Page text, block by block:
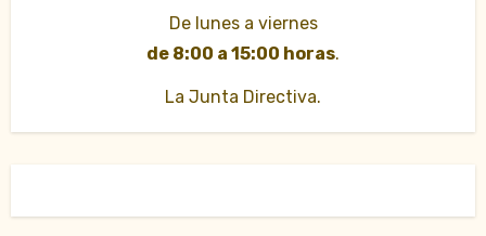
De lunes a viernes
de 8:00 a 15:00 horas.
La Junta Directiva.